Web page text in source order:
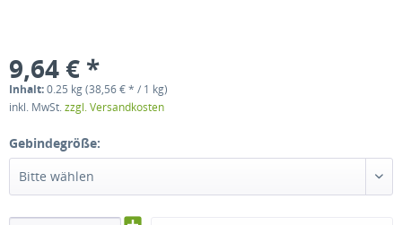
9,64 € *
Inhalt:0.25 kg (38,56 € * / 1 kg)
inkl. MwSt.zzgl. Versandkosten
Gebindegröße:
Bitte wählen